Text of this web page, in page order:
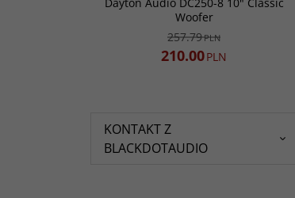
Woofer
257.79PLN
210.00PLN
KONTAKT Z
BLACKDOTAUDIO